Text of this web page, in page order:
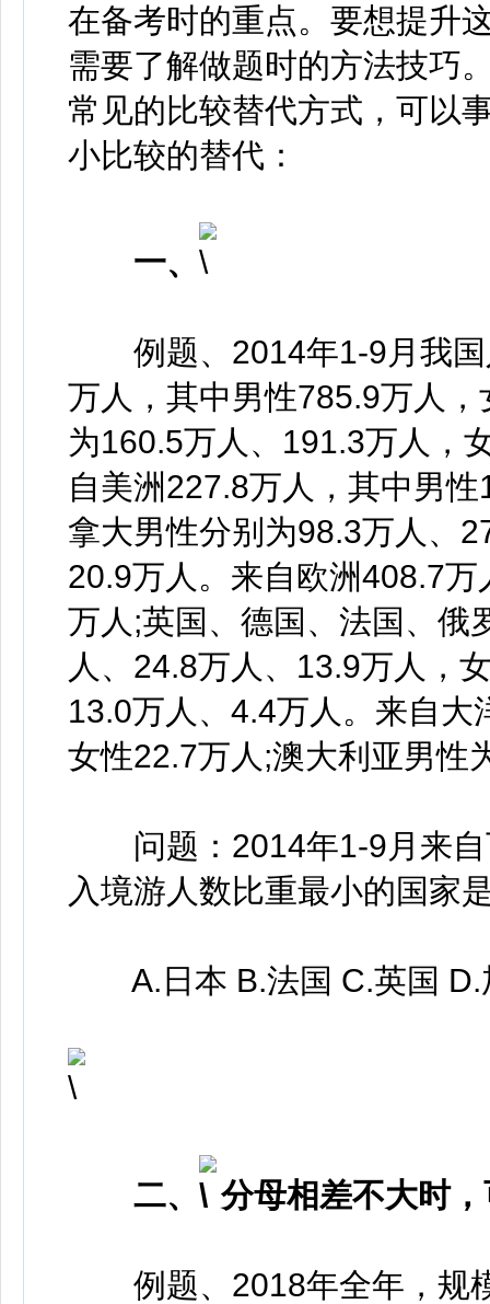
在备考时的重点。要想提升
需要了解做题时的方法技巧
常见的比较替代方式，可以
小比较的替代：
一、
例题、2014年1-9月我国
万人，其中男性785.9万人
为160.5万人、191.3万人，
自美洲227.8万人，其中男
拿大男性分别为98.3万人、
20.9万人。来自欧洲408.7
万人;英国、德国、法国、俄
人、24.8万人、13.9万人，
13.0万人、4.4万人。来自
女性22.7万人;澳大利亚男性
问题：2014年1-9月来自
入境游人数比重最小的国家
A.日本 B.法国 C.英国 D.
二、 分母相差不大时
例题、2018年全年，规